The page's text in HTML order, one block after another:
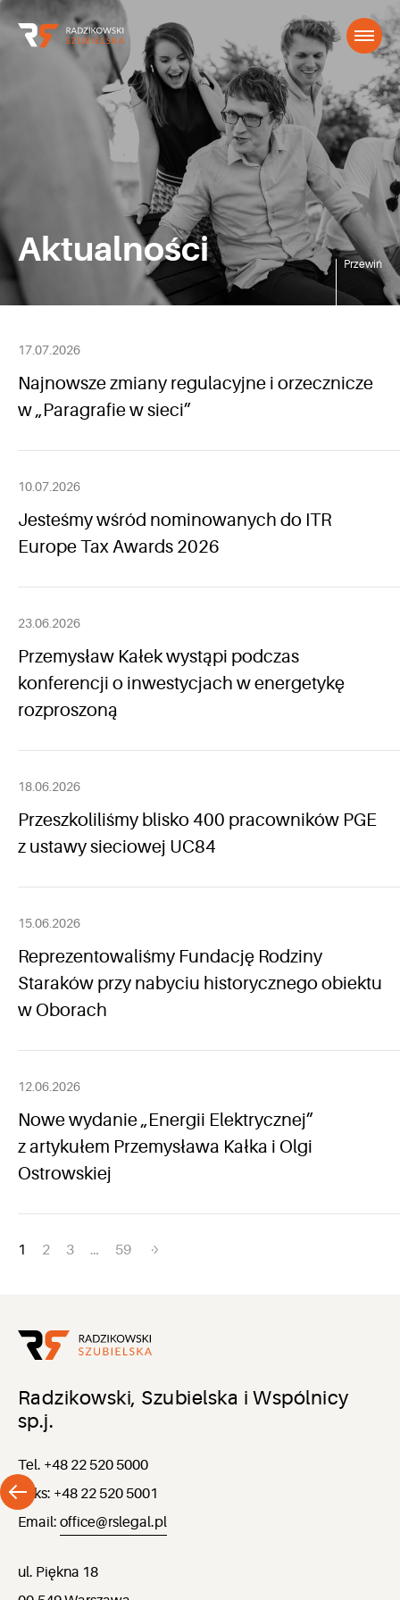
Aktualności Przewiń
17.07.2026
Najnowsze zmiany regulacyjne i orzecznicze
w „Paragrafie w sieci”
10.07.2026
Jesteśmy wśród nominowanych do ITR
Europe Tax Awards 2026
23.06.2026
Przemysław Kałek wystąpi podczas
konferencji o inwestycjach w energetykę
rozproszoną
18.06.2026
Przeszkoliliśmy blisko 400 pracowników PGE
z ustawy sieciowej UC84
15.06.2026
Reprezentowaliśmy Fundację Rodziny
Staraków przy nabyciu historycznego obiektu
w Oborach
12.06.2026
Nowe wydanie „Energii Elektrycznej”
z artykułem Przemysława Kałka i Olgi
Ostrowskiej
Nawigacja
1 2 3 … 59
Radzikowski, Szubielska i Wspólnicy
sp.j.
Tel. +48 22 520 5000
Faks: +48 22 520 5001
Email: office@rslegal.pl
ul. Piękna 18